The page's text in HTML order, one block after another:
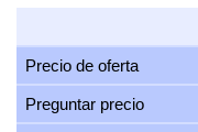
Precio de oferta
Preguntar precio